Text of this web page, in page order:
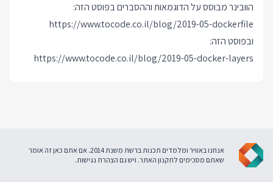
הוובינר מבוסס על הדוגמאות וההסברים בפוסט הזה:
https://www.tocode.co.il/blog/2019-05-dockerfile
ובפוסט הזה:
https://www.tocode.co.il/blog/2019-05-docker-layers
אנחנו באוויר ומלמדים תכנות ברשת משנת 2014. אם אתם כאן זה אומר
שאתם מסכימים לתקנון האתר. ויש גם הצהרת נגישות.